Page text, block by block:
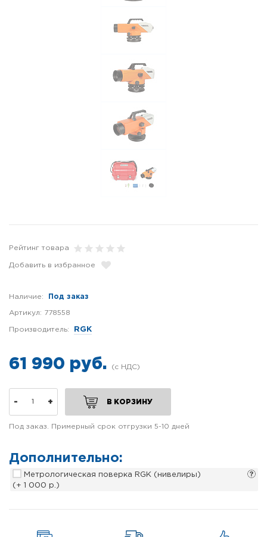
Рейтинг товара
Добавить в избранное
Наличие: Под заказ
Артикул: 778558
Производитель: RGK
61 990 руб.
- + В КОРЗИНУ
Под заказ. Примерный срок отгрузки 5-10 дней
Дополнительно:
Метрологическая поверка RGK (нивелиры)
(+ 1 000 р.)